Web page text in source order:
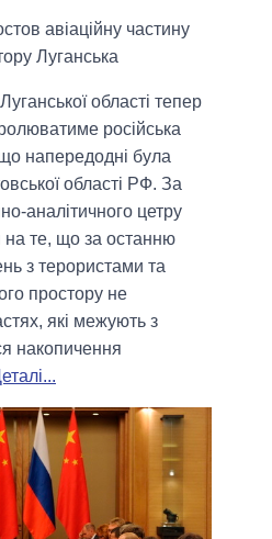
авіаційну частину
Луганська
області тепер
російська
напередодні була
області РФ. За
аналітичного цетру
те, що за останню
з терористами та
простору не
які межують з
накопичення